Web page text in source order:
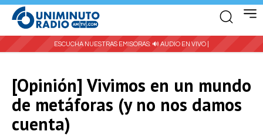
ESCUCHA NUESTRAS EMISORAS: 🔊 AUDIO EN VIVO |
[Opinión] Vivimos en un mundo
de metáforas (y no nos damos
cuenta)